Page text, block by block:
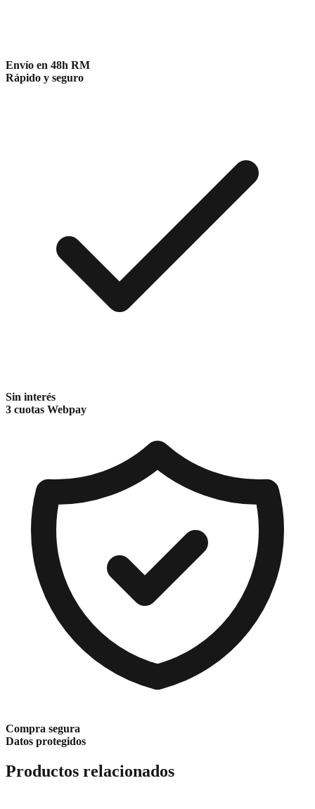
Envío en 48h RM
Rápido y seguro
Sin interés
3 cuotas Webpay
Compra segura
Datos protegidos
Productos relacionados